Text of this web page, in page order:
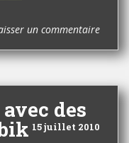
un commentaire
des
15 juillet 2010